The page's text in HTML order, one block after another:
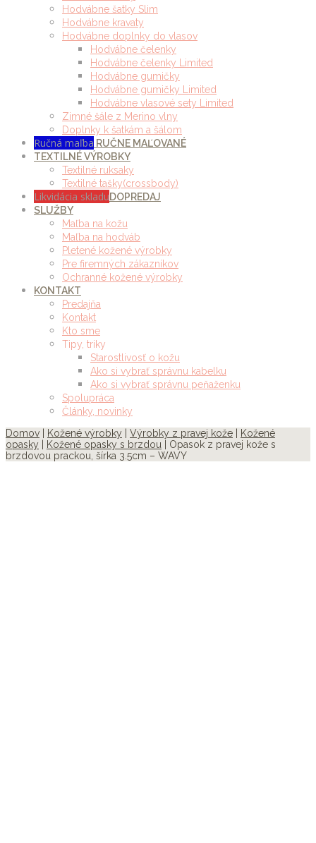
Hodvábne šatky Slim
Hodvábne kravaty
Hodvábne doplnky do vlasov
Hodvábne čelenky
Hodvábne čelenky Limited
Hodvábne gumičky
Hodvábne gumičky Limited
Hodvábne vlasové sety Limited
Zimné šále z Merino vlny
Doplnky k šatkám a šálom
Ručná maľba RUČNE MAĽOVANÉ
TEXTILNÉ VÝROBKY
Textilné ruksaky
Textilné tašky(crossbody)
Likvidácia skladuDOPREDAJ
SLUŽBY
Maľba na kožu
Maľba na hodváb
Pletené kožené výrobky
Pre firemných zákazníkov
Ochranné kožené výrobky
KONTAKT
Predajňa
Kontakt
Kto sme
Tipy, triky
Starostlivosť o kožu
Ako si vybrať správnu kabelku
Ako si vybrať správnu peňaženku
Spolupráca
Články, novinky
Domov
Kožené výrobky Výrobky z pravej kože
Kožené
opasky
Kožené opasky s brzdou | Opasok z pravej kože s
brzdovou prackou, šírka 3.5cm – WAVY